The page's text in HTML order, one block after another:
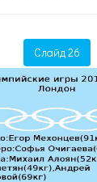
Слайд 26